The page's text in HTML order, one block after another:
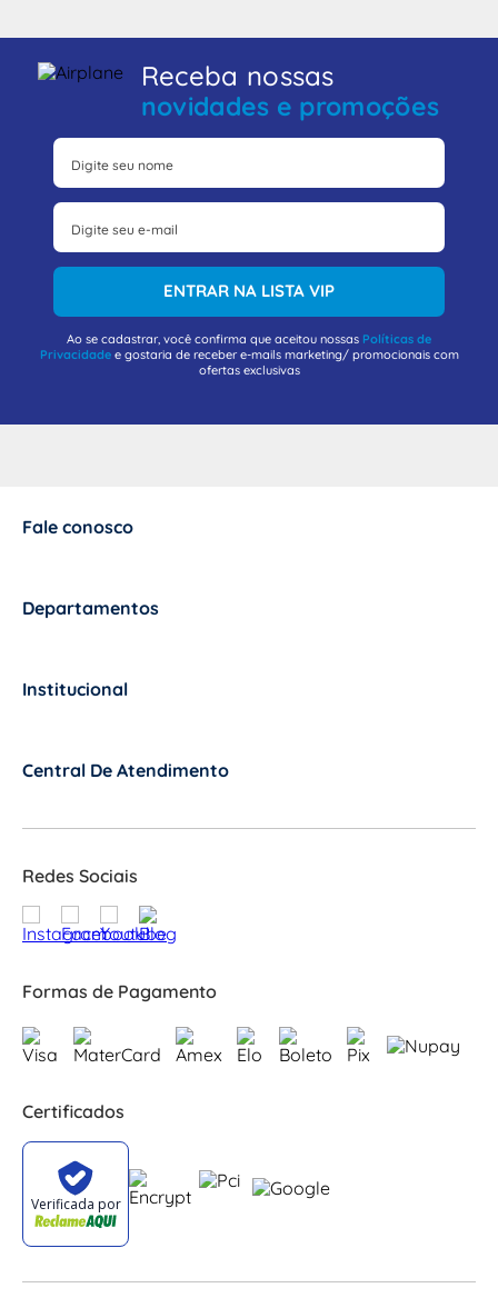
Receba nossas
novidades e promoções
ENTRAR NA LISTA VIP
Ao se cadastrar, você confirma que aceitou nossas Políticas de
Privacidadee gostaria de receber e-mails marketing/ promocionais com
ofertas exclusivas
Fale conosco
Departamentos
Institucional
Central De Atendimento
Redes Sociais
Formas de Pagamento
Certificados